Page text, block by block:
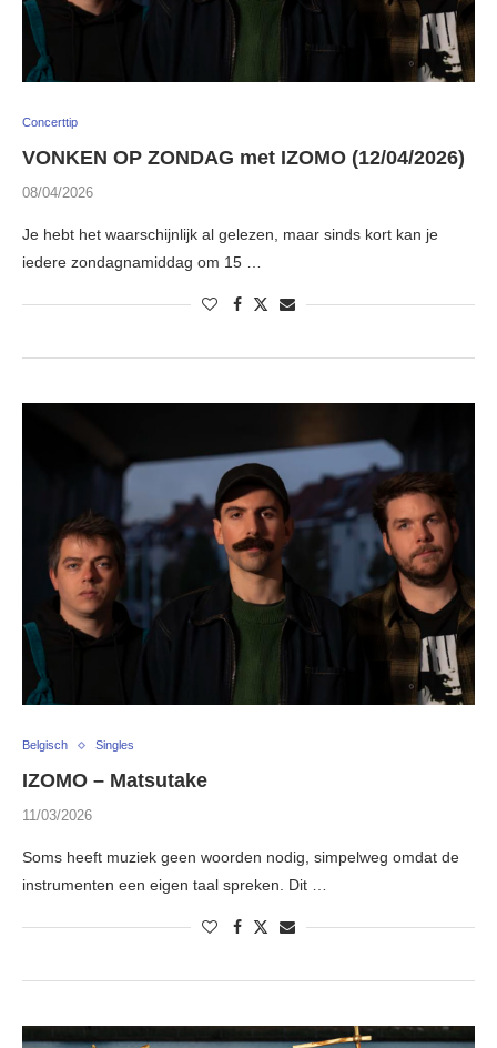
Concerttip
VONKEN OP ZONDAG met IZOMO (12/04/2026)
08/04/2026
Je hebt het waarschijnlijk al gelezen, maar sinds kort kan je
iedere zondagnamiddag om 15 …
Belgisch Singles
IZOMO – Matsutake
11/03/2026
Soms heeft muziek geen woorden nodig, simpelweg omdat de
instrumenten een eigen taal spreken. Dit …